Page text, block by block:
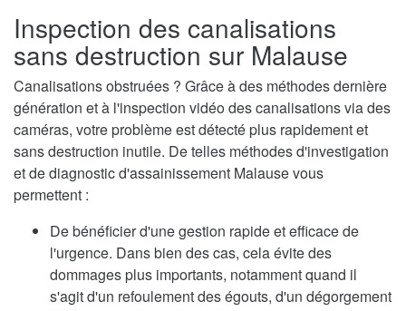
Inspection des canalisations
sans destruction sur Malause
Canalisations obstruées ? Grâce à des méthodes dernière
génération et à l'inspection vidéo des canalisations via des
caméras, votre problème est détecté plus rapidement et
sans destruction inutile. De telles méthodes d'investigation
et de diagnostic d'assainissement Malause vous
permettent :
De bénéficier d'une gestion rapide et efficace de
l'urgence. Dans bien des cas, cela évite des
dommages plus importants, notamment quand il
s'agit d'un refoulement des égouts, d'un dégorgement